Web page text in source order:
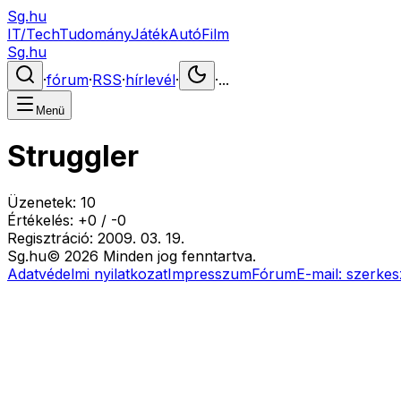
Sg.hu
IT/TechTudományJátékAutóFilm
Sg.hu
·fórum·RSS·hírlevél· ·...
Menü
Struggler
Üzenetek: 10
Értékelés: +0 / -0
Regisztráció: 2009. 03. 19.
Sg.hu© 2026 Minden jog fenntartva.
Adatvédelmi nyilatkozatImpresszumFórumE-mail: